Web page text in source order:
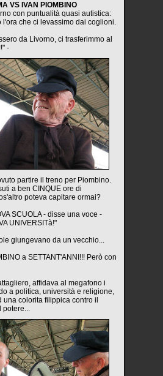
VS IVAN PIOMBINO
con puntualità quasi autistica:
l'ora che ci levassimo dai coglioni.
da Livorno, ci trasferimmo al
-
partire il treno per Piombino.
a ben CINQUE ore di
poteva capitare ormai?
SCUOLA - disse una voce -
UNIVERSITà!"
giungevano da un vecchio...
a SETTANT'ANNI!!! Però con
affidava al megafono i
a politica, università e religione,
colorita filippica contro il
potere...